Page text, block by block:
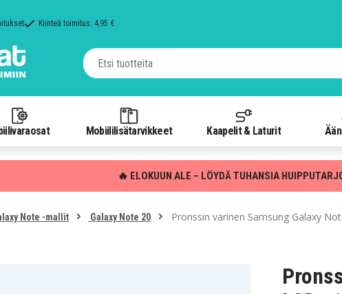
Kiinteä toimitus: 4,95 €
Mobiililisätarvikkeet Kaapelit & Laturit
🔥 ELOKUUN ALE – LÖYDÄ TUHANSIA
Note -mallit Galaxy Note 20 Pronssin värinen Samsung Galaxy